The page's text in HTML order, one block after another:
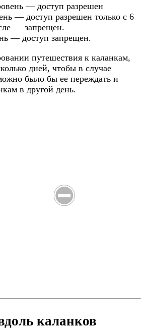
— доступ разрешен
— доступ разрешен только с 6
— запрещен.
— доступ запрещен.
путешествия к каланкам,
дней, чтобы в случае
было бы ее переждать и
в другой день.
каланков